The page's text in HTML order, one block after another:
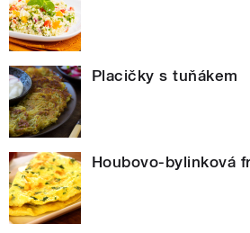
Placičky s tuňákem
Houbovo-bylinková